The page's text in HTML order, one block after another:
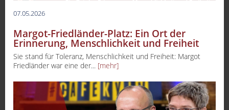
07.05.2026
Margot-Friedländer-Platz: Ein Ort der
Erinnerung, Menschlichkeit und Freiheit
Sie stand für Toleranz, Menschlichkeit und Freiheit: Margot
Friedländer war eine der... [mehr]